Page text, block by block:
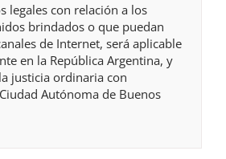
legales con relación a los
brindados o que puedan
de Internet, será aplicable
en la República Argentina, y
justicia ordinaria con
Autónoma de Buenos